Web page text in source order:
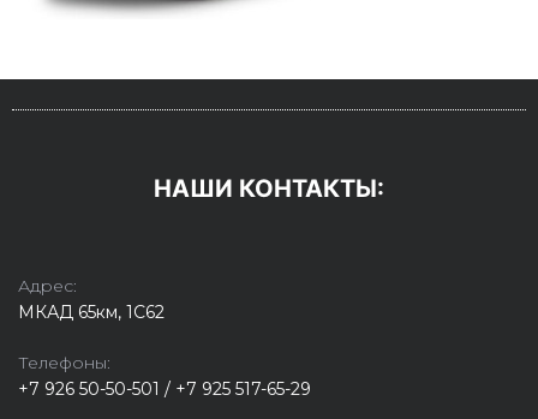
НАШИ КОНТАКТЫ:
Адрес:
МКАД 65км, 1С62
Телефоны:
+7 926 50-50-501 / +7 925 517-65-29